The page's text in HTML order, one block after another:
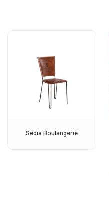
Sedia Boulangerie